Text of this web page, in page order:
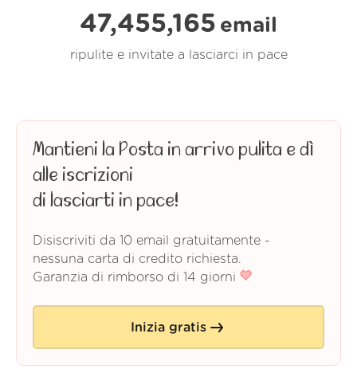
47,455,166 email
ripulite e invitate a lasciarci in pace
Mantieni la Posta in arrivo pulita e dì
alle iscrizioni
di lasciarti in pace!
Disiscriviti da 10 email gratuitamente -
nessuna carta di credito richiesta.
Garanzia di rimborso di 14 giorni
Inizia gratis